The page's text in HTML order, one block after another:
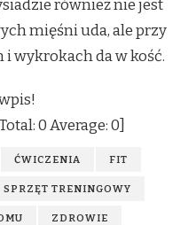
również nie jest
mięśni uda, ale przy
wykrokach da w kość.
0Average:0]
ĆWICZENIA FIT
SPRZĘT TRENINGOWY
ZDROWIE